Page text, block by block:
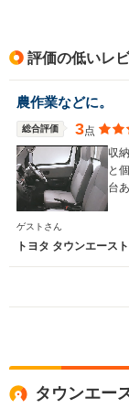
評価の低いレ
農作業などに。
総合評価 3点
収
と
台
ゲストさん
トヨタ タウンエース
タウンエー